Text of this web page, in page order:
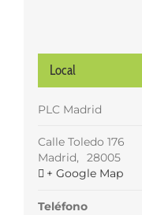
Local
PLC Madrid
Calle Toledo 176
Madrid,
28005
+ Google Map
Teléfono